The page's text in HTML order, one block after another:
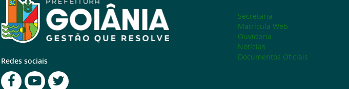
Redes sociais
Secretaria
Matrícula Web
Ouvidoria
Notícias
Documentos Oficiais